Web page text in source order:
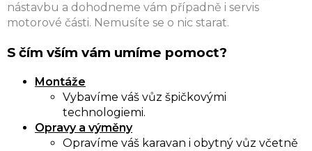
nástavbu a dohodneme vám případně i servis
motorové části. Nemusíte se o nic starat.
S čím vším vám umíme pomoct?
Montáže
Vybavíme váš vůz špičkovými
technologiemi.
Opravy a výměny
Opravíme váš karavan i obytný vůz včetně